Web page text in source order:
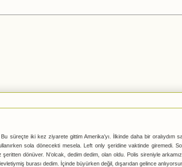
süreçte iki kez ziyarete gittim Amerika’yı. İlkinde daha bir oralıydım
sola dönecekti mesela. Left only şeridine vaktinde giremedi.
şeritten dönüver. N’olcak, dedim dedim, olan oldu. Polis sireniyle
burası dedim. İçinde büyürken değil, dışarıdan gelince